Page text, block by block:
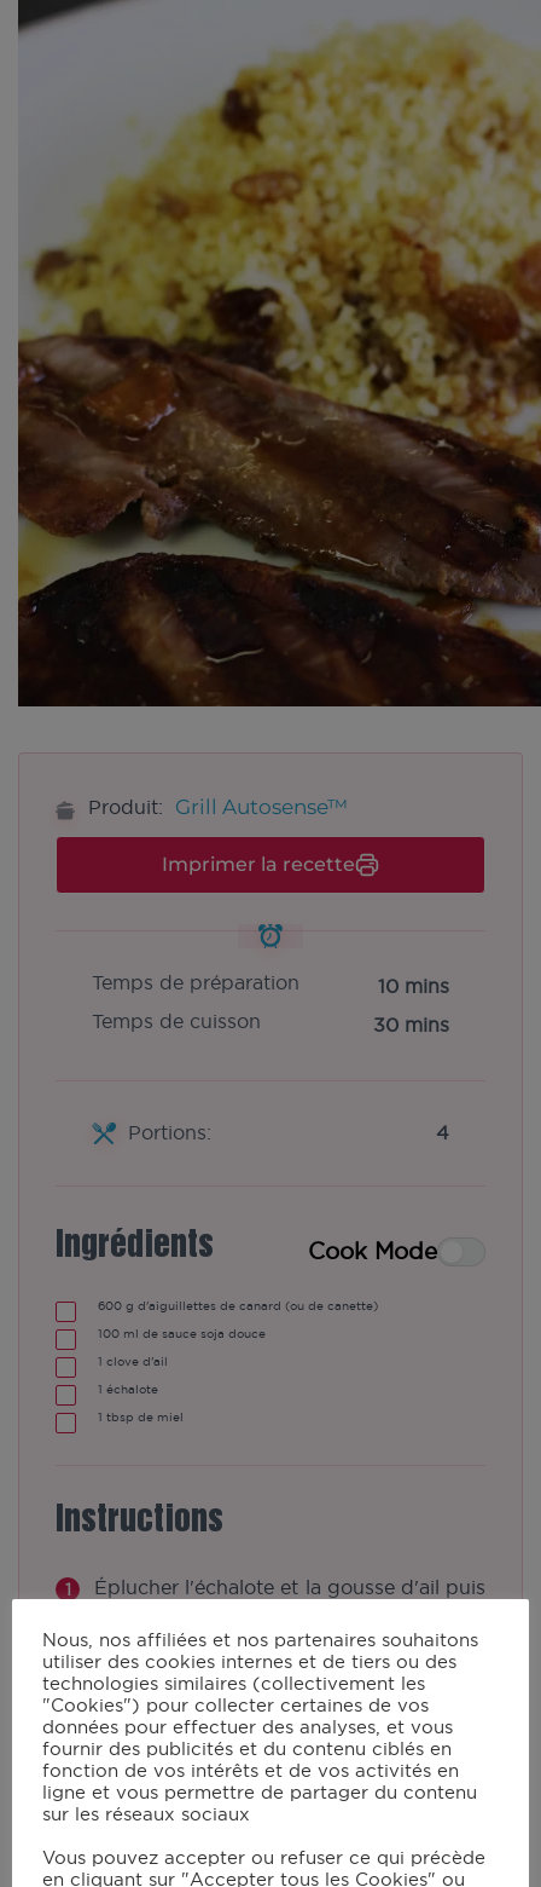
Produit: Grill Autosense™
Imprimer la recette
Temps de préparation
10 mins
Temps de cuisson
30 mins
Portions: 4
Ingrédients Cook Mode
600 g d'aiguillettes de canard (ou de canette)
100 ml de sauce soja douce
1 clove d'ail
1 échalote
1 tbsp de miel
Instructions
Éplucher l'échalote et la gousse d'ail puis
Dans un plat creux, mélanger les
aiguillettes avec l'ail-échalote, la sauce
soja, le miel et le poivre. Faire mariner
pendant au moins 30 minutes.
Sélectionner le programme "Bœuf" :
aiguillettes sur le grill et faire cuire
Nous, nos affiliées et nos partenaires souhaitons
utiliser des cookies internes et de tiers ou des
technologies similaires (collectivement les
"Cookies") pour collecter certaines de vos
données pour effectuer des analyses, et vous
fournir des publicités et du contenu ciblés en
fonction de vos intérêts et de vos activités en
ligne et vous permettre de partager du contenu
sur les réseaux sociaux
Vous pouvez accepter ou refuser ce qui précède
en cliquant sur "Accepter tous les Cookies" ou